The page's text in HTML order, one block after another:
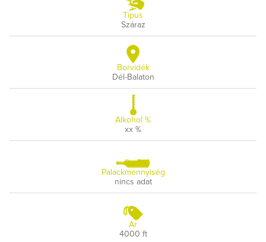
Típus
Száraz
Borvidék
Dél-Balaton
Alkohol %
xx %
Palackmennyiség
nincs adat
Ár
4000 ft